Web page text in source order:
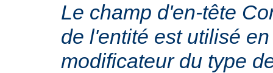
Le champ d'en-tête
de l'entité est utilisé
modificateur du type